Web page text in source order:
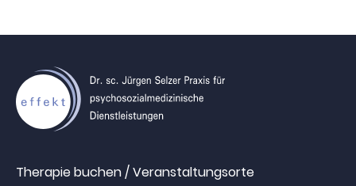
Therapie buchen / Veranstaltungsorte